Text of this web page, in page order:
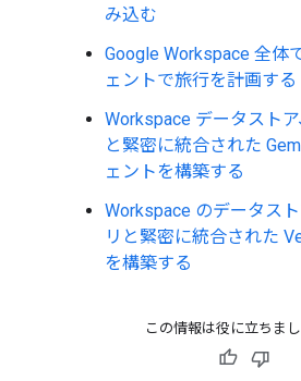
み込む
Google Workspace 全体
ェントで旅行を計画する
Workspace データスト
と緊密に統合された
ェントを構築する
Workspace のデータス
リと緊密に統合された
を構築する
この情報は役に立ちま